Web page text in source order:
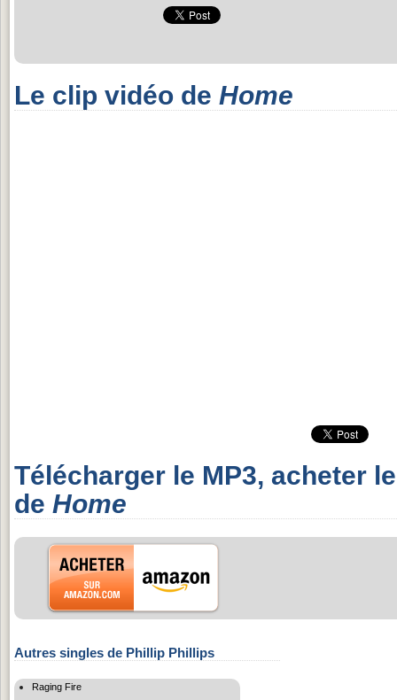
Le clip vidéo de Home
Télécharger le MP3, acheter
de Home
Autres singles de Phillip Phillips
Raging Fire